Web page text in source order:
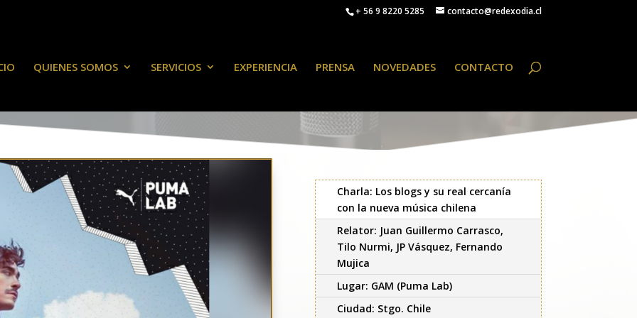
+ 56 9 8220 5285 contacto@redexodia.cl
QUIENES SOMOS SERVICIOS EXPERIENCIA PRENSA NOVEDADES CONTACTO
Charla: Los blogs y su real cercanía
con la nueva música chilena
Relator: Juan Guillermo Carrasco,
Tilo Nurmi, JP Vásquez, Fernando
Mujica
Lugar: GAM (Puma Lab)
Ciudad: Stgo. Chile